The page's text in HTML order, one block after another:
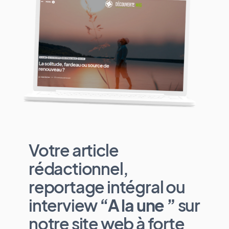
Votre article
rédactionnel,
reportage intégral ou
interview“A la une ” sur
notre site web à forte